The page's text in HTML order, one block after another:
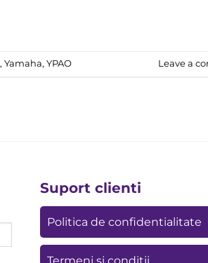
, Yamaha, YPAO Leave a
Suport clienti
Politica de confidentialitate
Termeni si conditii